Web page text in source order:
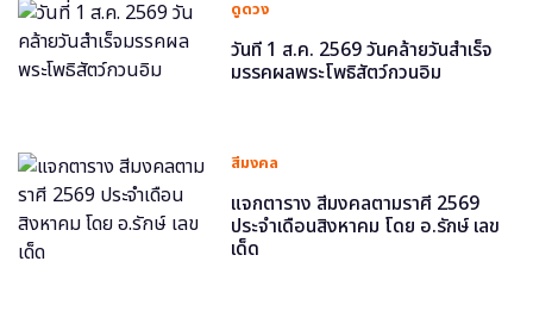
ดูดวง
วันที่ 1 ส.ค. 2569 วันคล้ายวันสำเร็จ
มรรคผลพระโพธิสัตว์กวนอิม
สีมงคล
แจกตาราง สีมงคลตามราศี 2569
ประจำเดือนสิงหาคม โดย อ.รักษ์ เลข
เด็ด